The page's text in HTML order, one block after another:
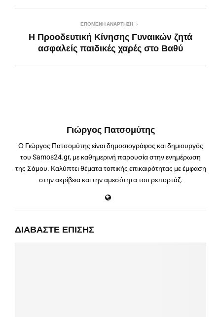
ΕΠΌΜΕΝΗ ΑΝΆΡΤΗΣΗ
Η Προοδευτική Κίνησης Γυναικών ζητά
ασφαλείς παιδικές χαρές στο Βαθύ
Γιώργος Πατσομύτης
Ο Γιώργος Πατσομύτης είναι δημοσιογράφος και δημιουργός
του Samos24.gr, με καθημερινή παρουσία στην ενημέρωση
της Σάμου. Καλύπτει θέματα τοπικής επικαιρότητας με έμφαση
στην ακρίβεια και την αμεσότητα του ρεπορτάζ.
ΔΙΑΒΆΣΤΕ ΕΠΊΣΗΣ